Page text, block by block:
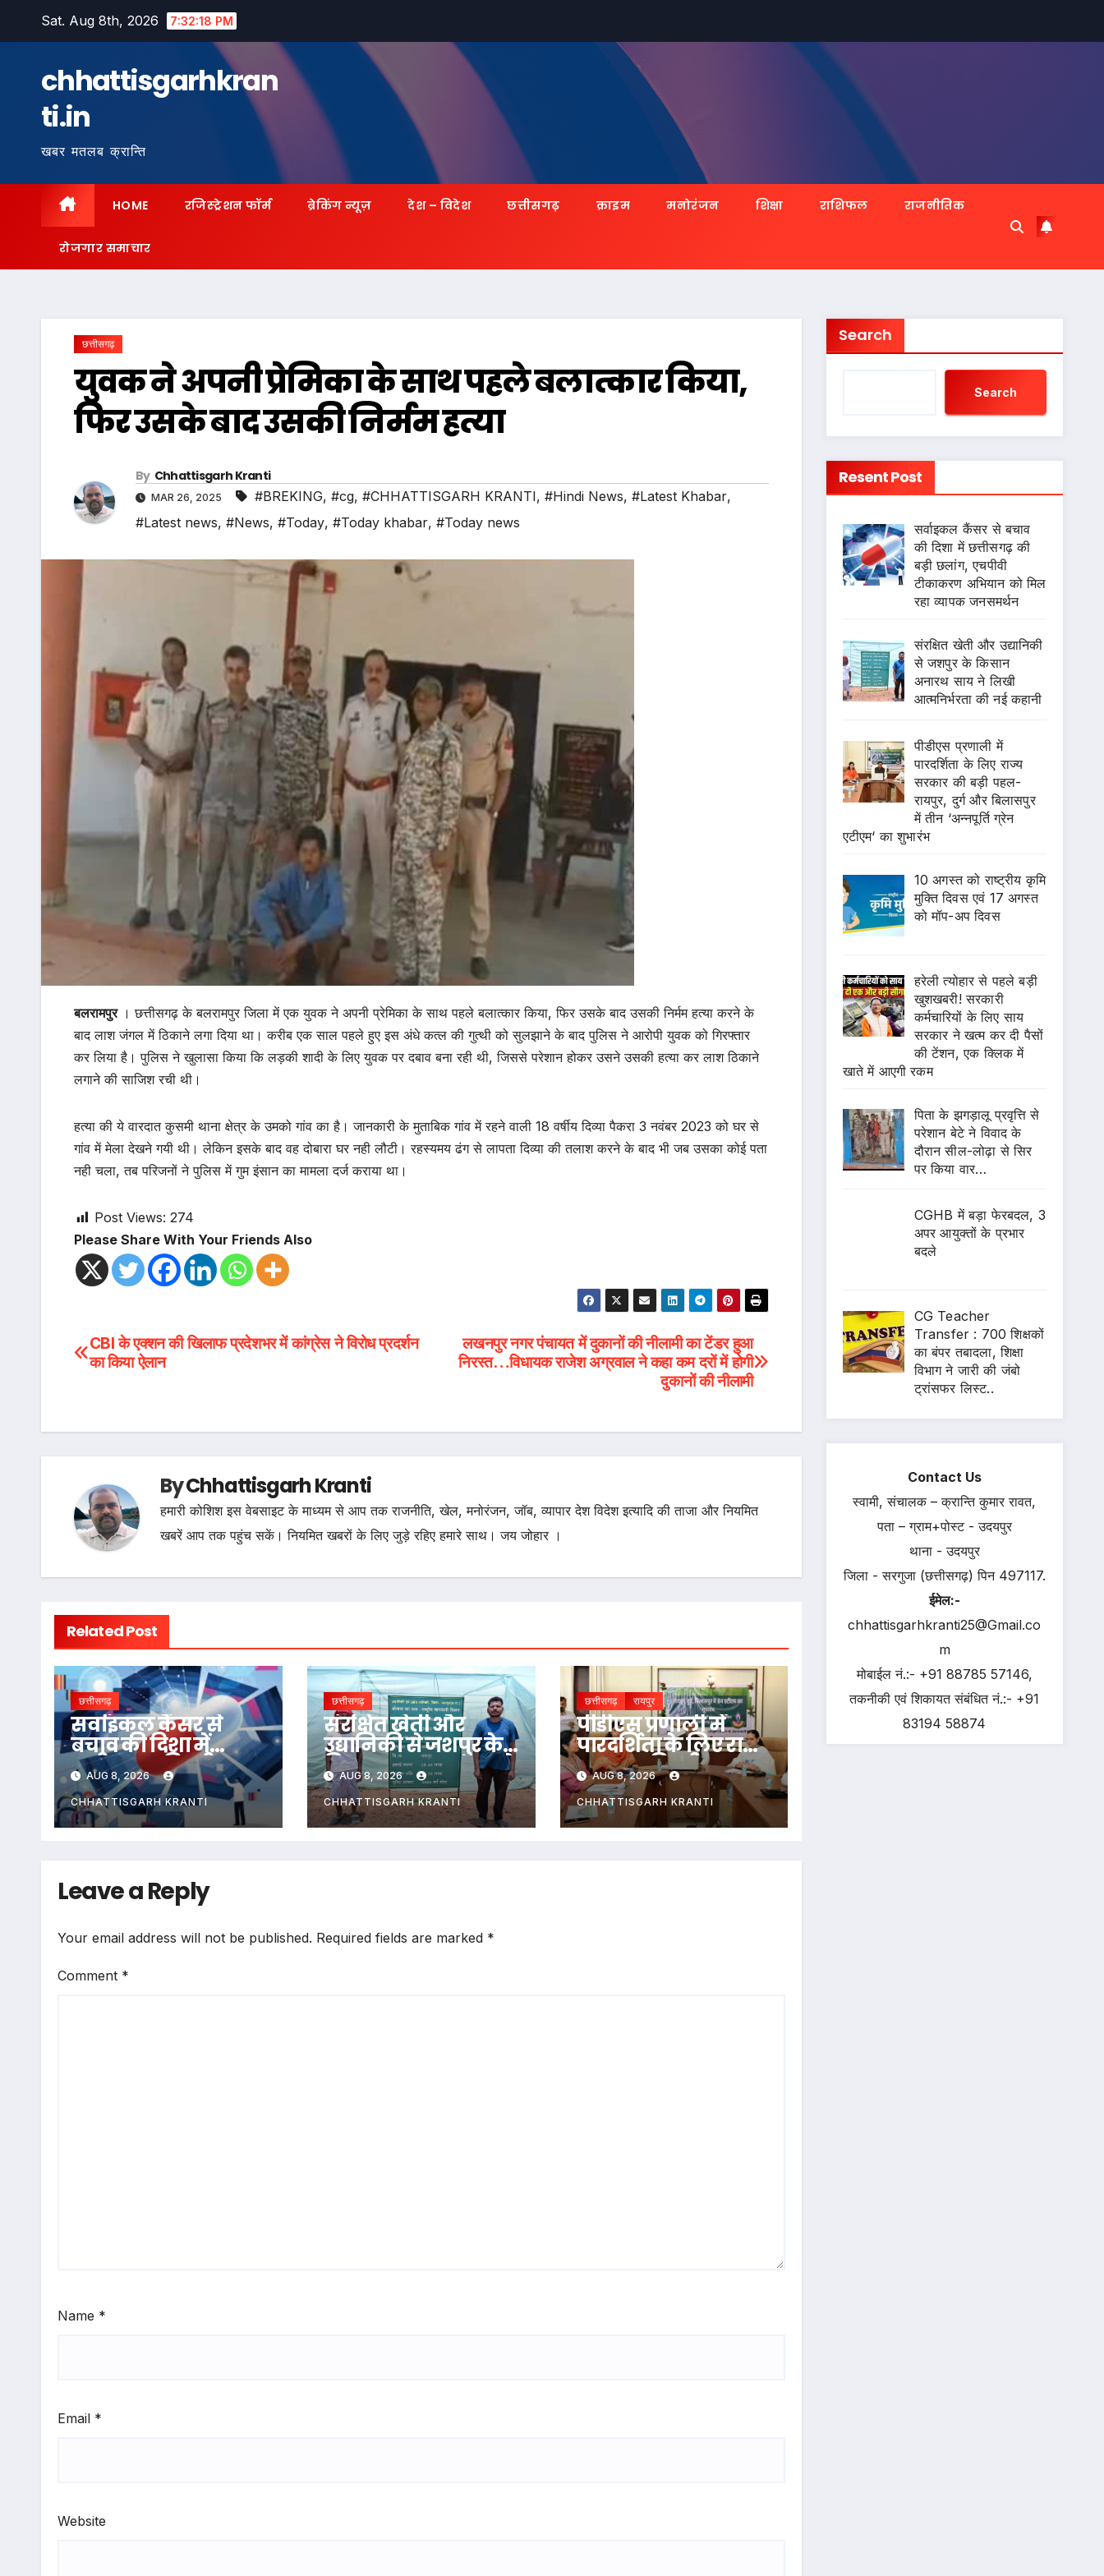
Sat. Aug 8th, 2026 7:32:20 PM
chhattisgarhkran
ti.in
खबर मतलब क्रान्ति
HOME रजिस्ट्रेशन फॉर्म ब्रेकिंग न्यूज़ देश – विदेश छत्तीसगढ़ क्राइम मनोरंजन शिक्षा राशिफल राजनीतिक
रोजगार समाचार
छत्तीसगढ़
युवक ने अपनी प्रेमिका के साथ पहले बलात्कार किया,
फिर उसके बाद उसकी निर्मम हत्या
By Chhattisgarh Kranti
MAR 26, 2025 #BREKING, #cg, #CHHATTISGARH KRANTI, #Hindi News, #Latest Khabar,
#Latest news, #News, #Today, #Today khabar, #Today news
बलरामपुर। छत्तीसगढ़ के बलरामपुर जिला में एक युवक ने अपनी प्रेमिका के साथ पहले बलात्कार किया, फिर उसके बाद उसकी निर्मम हत्या करने के
बाद लाश जंगल में ठिकाने लगा दिया था। करीब एक साल पहले हुए इस अंधे कत्ल की गुत्थी को सुलझाने के बाद पुलिस ने आरोपी युवक को गिरफ्तार
कर लिया है। पुलिस ने खुलासा किया कि लड़की शादी के लिए युवक पर दबाव बना रही थी, जिससे परेशान होकर उसने उसकी हत्या कर लाश ठिकाने
लगाने की साजिश रची थी।
हत्या की ये वारदात कुसमी थाना क्षेत्र के उमको गांव का है। जानकारी के मुताबिक गांव में रहने वाली 18 वर्षीय दिव्या पैकरा 3 नवंबर 2023 को घर से
गांव में मेला देखने गयी थी। लेकिन इसके बाद वह दोबारा घर नही लौटी। रहस्यमय ढंग से लापता दिव्या की तलाश करने के बाद भी जब उसका कोई पता
नही चला, तब परिजनों ने पुलिस में गुम इंसान का मामला दर्ज कराया था।
Post Views: 274
Please Share With Your Friends Also
Post
लखनपुर नगर पंचायत में दुकानों की नीलामी का टेंडर हुआ
निरस्त…विधायक राजेश अग्रवाल ने कहा कम दरों में होगी
दुकानों की नीलामी
CBI के एक्शन की खिलाफ प्रदेशभर में कांग्रेस ने विरोध प्रदर्शन
का किया ऐलान
ByChhattisgarh Kranti
हमारी कोशिश इस वेबसाइट के माध्यम से आप तक राजनीति, खेल, मनोरंजन, जॉब, व्यापार देश विदेश इत्यादि की ताजा और नियमित
खबरें आप तक पहुंच सकें। नियमित खबरों के लिए जुड़े रहिए हमारे साथ। जय जोहार ।
Related Post
छत्तीसगढ़
सर्वाइकल कैंसर से
बचाव की दिशा में
छत्तीसगढ़ की बड़ी
छलांग, एचपीवी
टीकाकरण अभियान
को मिल रहा व्यापक
AUG 8, 2026
CHHATTISGARH KRANTI
छत्तीसगढ़
संरक्षित खेती और
उद्यानिकी से जशपुर के
किसान अनारथ साय ने
लिखी आत्मनिर्भरता
की नई कहानी
AUG 8, 2026
CHHATTISGARH KRANTI
छत्तीसगढ़ रायपुर
पीडीएस प्रणाली में
पारदर्शिता के लिए राज्य
सरकार की बड़ी पहल-
रायपुर, दुर्ग और
बिलासपुर में तीन
‘अन्नपूर्ति ग्रेन एटीएम‘
AUG 8, 2026
CHHATTISGARH KRANTI
Leave a Reply
Your email address will not be published. Required fields are marked *
Comment *
Name *
Email *
Website
Search
Search
Resent Post
सर्वाइकल कैंसर से बचाव
की दिशा में छत्तीसगढ़ की
बड़ी छलांग, एचपीवी
टीकाकरण अभियान को मिल
रहा व्यापक जनसमर्थन
संरक्षित खेती और उद्यानिकी
से जशपुर के किसान
अनारथ साय ने लिखी
आत्मनिर्भरता की नई कहानी
पीडीएस प्रणाली में
पारदर्शिता के लिए राज्य
सरकार की बड़ी पहल-
रायपुर, दुर्ग और बिलासपुर
में तीन ‘अन्नपूर्ति ग्रेन
एटीएम‘ का शुभारंभ
10 अगस्त को राष्ट्रीय कृमि
मुक्ति दिवस एवं 17 अगस्त
को मॉप-अप दिवस
हरेली त्योहार से पहले बड़ी
खुशखबरी! सरकारी
कर्मचारियों के लिए साय
सरकार ने खत्म कर दी पैसों
की टेंशन, एक क्लिक में
खाते में आएगी रकम
पिता के झगड़ालू प्रवृत्ति से
परेशान बेटे ने विवाद के
दौरान सील-लोढ़ा से सिर
पर किया वार…
CGHB में बड़ा फेरबदल, 3
अपर आयुक्तों के प्रभार
बदले
CG Teacher
Transfer : 700 शिक्षकों
का बंपर तबादला, शिक्षा
विभाग ने जारी की जंबो
ट्रांसफर लिस्ट..
Contact Us
स्वामी, संचालक – क्रान्ति कुमार रावत,
पता – ग्राम+पोस्ट - उदयपुर
थाना - उदयपुर
जिला - सरगुजा (छत्तीसगढ़) पिन 497117.
ईमेल:-
chhattisgarhkranti25@Gmail.co
m
मोबाईल नं.:- +91 88785 57146,
तकनीकी एवं शिकायत संबंधित नं.:- +91
83194 58874